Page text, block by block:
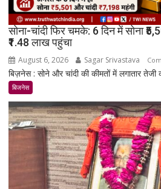
सोना-चांदी फिर चमके: 6 दिन में सोना
₹1.48 लाख पहुंचा
August 6, 2026 Sagar Srivastava
बिज़नेस : सोने और चांदी की कीमतों में लगातार तेजी
बिजनेस